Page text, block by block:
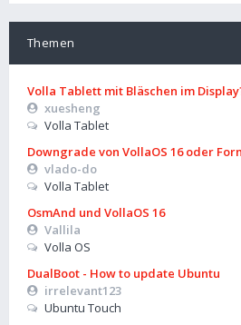
Themen
Volla Tablett mit Bläschen im
xuesheng
Volla Tablet
Downgrade von VollaOS 16 oder
vlado-do
Volla Tablet
OsmAnd und VollaOS 16
Vallila
Volla OS
DualBoot - How to update Ubuntu
irrelevant123
Ubuntu Touch